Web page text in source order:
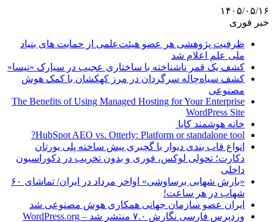
۱۴۰۵/۰۵/۱۶
خبر فوری
ظرفیت پژوهشی هر عضو هیئت‌علمی از حمایت های بنیاد
ملی علم اعلام شد
کشف یک قمر ناشناخته با ساختاری عجیب در سیارک «نیسا»
کشف سیاه‌چاله سرگردان در مرز کهکشان با کمک هوش
مصنوعی
The Benefits of Using Managed Hosting for Your Enterprise
WordPress Site
خانه هوشمند کایا
HubSpot AEO vs. Otterly: Platform or standalone tool?
انواع قاب بندی دیوار با گچبری پیش ساخته پلی یورتان
دکارت؛ تحولی لوکس، فوری و بدون تخریب در دکوراسیون
داخلی
«بارش شهابی برساوشی» اواخر مرداد در ایران/ تماشای ۶۰
شهاب در هر ساعت!
ایران عضو سازمان جهانی همکاری هوش مصنوعی شد
وردپرس فارسی نگارش ۷.۰ منتشر شد – WordPress.org